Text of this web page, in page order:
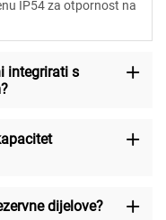
IP54 za otpornost na
integrirati s
dijelove?